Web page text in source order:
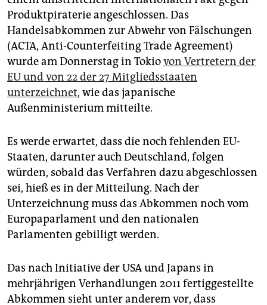
unterstützen
abo
genossenschaft
epaper login
Produktpiraterie angeschlossen. Das
Handelsabkommen zur Abwehr von Fälschungen
(ACTA, Anti-Counterfeiting Trade Agreement)
wurde am Donnerstag in Tokiovon Vertretern der
EU und von 22 der 27 Mitgliedsstaaten
unterzeichnet, wie das japanische
Außenministerium mitteilte.
Es werde erwartet, dass die noch fehlenden EU-
Staaten, darunter auch Deutschland, folgen
würden, sobald das Verfahren dazu abgeschlossen
sei, hieß es in der Mitteilung. Nach der
Unterzeichnung muss das Abkommen noch vom
Europaparlament und den nationalen
Parlamenten gebilligt werden.
Das nach Initiative der USA und Japans in
mehrjährigen Verhandlungen 2011 fertiggestellte
Abkommen sieht unter anderem vor, dass